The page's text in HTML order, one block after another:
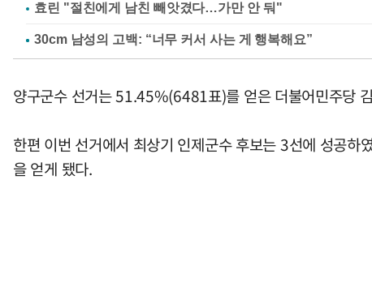
효린 "절친에게 남친 빼앗겼다…가만 안 둬"
양구군수 선거는 51.45%(6481표)를 얻은 더불어민주당
한편 이번 선거에서 최상기 인제군수 후보는 3선에 성공
을 얻게 됐다.